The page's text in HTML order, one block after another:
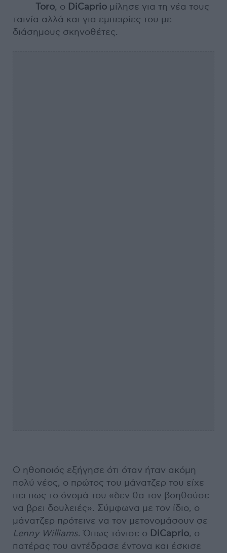
Toro, ο DiCaprio μίλησε για τη νέα τους
ταινία αλλά και για εμπειρίες του με
διάσημους σκηνοθέτες.
Ο ηθοποιός εξήγησε ότι όταν ήταν ακόμη
πολύ νέος, ο πρώτος του μάνατζερ του είχε
πει πως το όνομά του «δεν θα τον βοηθούσε
να βρει δουλειές». Σύμφωνα με τον ίδιο, ο
μάνατζερ πρότεινε να τον μετονομάσουν σε
Lenny Williams. Όπως τόνισε ο DiCaprio, ο
πατέρας του αντέδρασε έντονα και έσκισε